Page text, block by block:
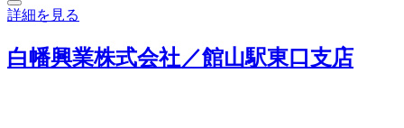
詳細を見る
白幡興業株式会社／館山駅東口支店